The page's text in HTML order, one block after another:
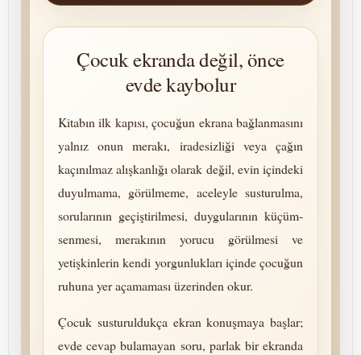
Çocuk ekranda değil, önce
evde kaybolur
Kitabın ilk kapısı, çocuğun ekrana bağlanmasını
yalnız onun merakı, iradesizliği veya çağın
kaçınılmaz alışkanlığı olarak değil, evin içindeki
duyulmama, görülmeme, aceleyle sus­turul­ma,
sorularının geçiş­tirilmesi, duygularının küçüm­
senmesi, merakının yorucu görülmesi ve
yetişkinlerin kendi yorgunlukları içinde çocuğun
ruhuna yer açamaması üzerinden okur.
Çocuk sus­turul­dukça ekran konuşmaya başlar;
evde cevap bulamayan soru, parlak bir ekranda